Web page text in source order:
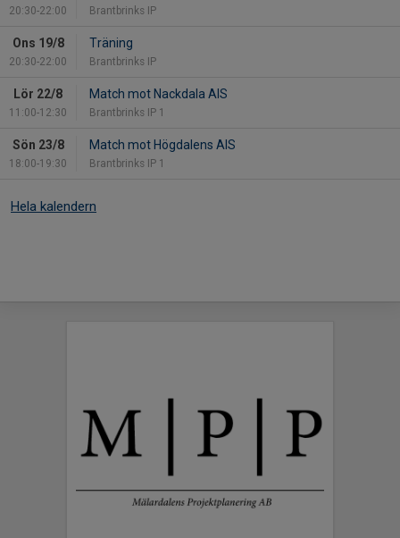
20:30-22:00 Brantbrinks IP
Ons 19/8
20:30-22:00
Träning
Brantbrinks IP
Lör 22/8
11:00-12:30
Match mot Nackdala AIS
Brantbrinks IP 1
Sön 23/8
18:00-19:30
Match mot Högdalens AIS
Brantbrinks IP 1
Hela kalendern